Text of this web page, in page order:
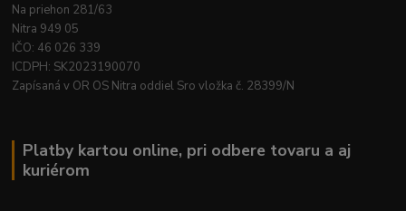
Na priehon 281/63
Nitra 949 05
IČO: 46 026 339
ICDPH: SK2023190070
Zapísaná v OR OS Nitra oddiel Sro vložka č. 28399/N
Platby kartou online, pri odbere tovaru a aj
kuriérom